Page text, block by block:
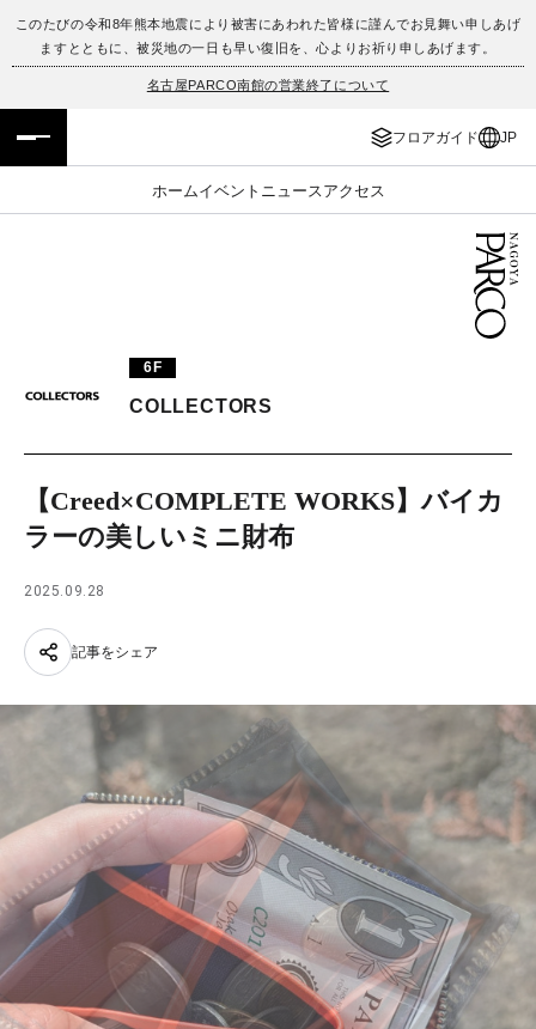
このたびの令和8年熊本地震により被害にあわれた皆様に謹んでお見舞い申しあげ
ますとともに、被災地の一日も早い復旧を、心よりお祈り申しあげます。
名古屋PARCO南館の営業終了について
フロアガイド JP
ホームイベント ニュース アクセス
フロアガイド
イベント・ポップアップ
TAX FREE
JP
ENGLISH
6F
COLLECTORS
【Creed×COMPLETE WORKS】バイカ
ラーの美しいミニ財布
2025.09.28
記事をシェア